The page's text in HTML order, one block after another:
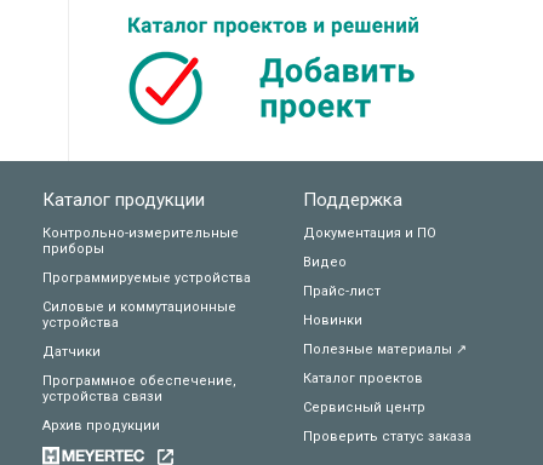
Каталог продукции
Контрольно-измерительные
приборы
Программируемые устройства
Силовые и коммутационные
устройства
Датчики
Программное обеспечение,
устройства связи
Архив продукции
Поддержка
Документация и ПО
Видео
Прайс-лист
Новинки
Полезные материалы ↗
Каталог проектов
Сервисный центр
Проверить статус заказа